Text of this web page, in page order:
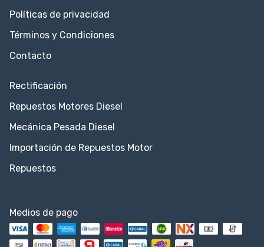
Políticas de privacidad
Términos y Condiciones
Contacto
Rectificación
Repuestos Motores Diesel
Mecánica Pesada Diesel
Importación de Repuestos Motor
Repuestos
Medios de pago